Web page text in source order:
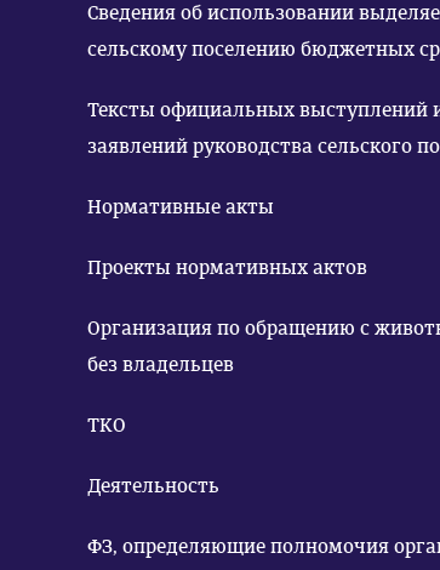
Сведения об использовании
сельскому поселению бюджетных
Тексты официальных выступлений
заявлений руководства сельского
Нормативные акты
Проекты нормативных актов
Организация по обращению с
без владельцев
ТКО
Деятельность
ФЗ, определяющие полномочия